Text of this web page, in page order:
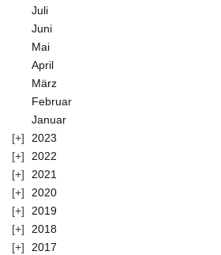
Juli
Juni
Mai
April
März
Februar
Januar
2023
2022
2021
2020
2019
2018
2017